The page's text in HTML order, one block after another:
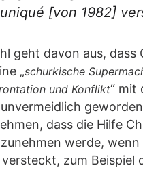
[von 1982]
geht davon aus, dass
„schurkische
und Konflikt“ mit
dass die Hilfe
werde, wenn
zum Beispiel